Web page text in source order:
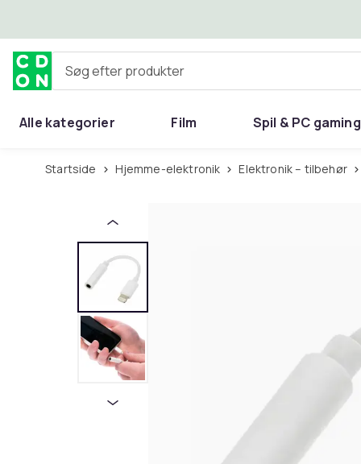
Søg efter produkter
Alle kategorier Film Spil & PC gaming
Hjem & have
Startside Hjemme-elektronik Elektronik – tilbehør